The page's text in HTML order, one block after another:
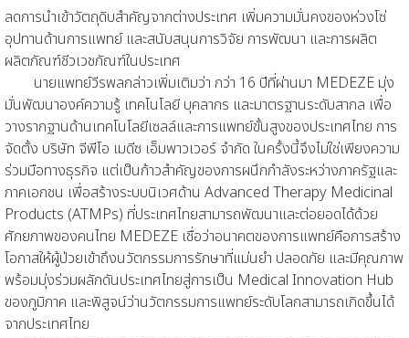
ลดการนำเข้าวัตถุดิบสำคัญจากต่างประเทศ เพิ่มความมั่นคงของห่วงโซ่
อุปทานด้านการแพทย์ และสนับสนุนการวิจัย การพัฒนา และการผลิต
ผลิตภัณฑ์ชีวเวชภัณฑ์ในประเทศ
นายแพทย์วีรพลกล่าวเพิ่มเติมว่า กว่า 16 ปีที่ผ่านมา MEDEZE มุ่ง
มั่นพัฒนาองค์ความรู้ เทคโนโลยี บุคลากร และมาตรฐานระดับสากล เพื่อ
วางรากฐานด้านเทคโนโลยีเซลล์และการแพทย์ขั้นสูงของประเทศไทย การ
จัดตั้ง บริษัท จีพีโอ เมดีซ เอ็มพาวเวอร์ จำกัด ในครั้งนี้จึงไม่ใช่เพียงความ
ร่วมมือทางธุรกิจ แต่เป็นก้าวสำคัญของการผนึกกำลังระหว่างภาครัฐและ
ภาคเอกชน เพื่อสร้างระบบนิเวศด้าน Advanced Therapy Medicinal
Products (ATMPs) ที่ประเทศไทยสามารถพัฒนาและต่อยอดได้ด้วย
ศักยภาพของคนไทย MEDEZE เชื่อว่าอนาคตของการแพทย์คือการสร้าง
โอกาสให้ผู้ป่วยเข้าถึงนวัตกรรมการรักษาที่แม่นยำ ปลอดภัย และมีคุณภาพ
พร้อมมุ่งร่วมผลักดันประเทศไทยสู่การเป็น Medical Innovation Hub
ของภูมิภาค และพิสูจน์ว่านวัตกรรมการแพทย์ระดับโลกสามารถเกิดขึ้นได้
จากประเทศไทย